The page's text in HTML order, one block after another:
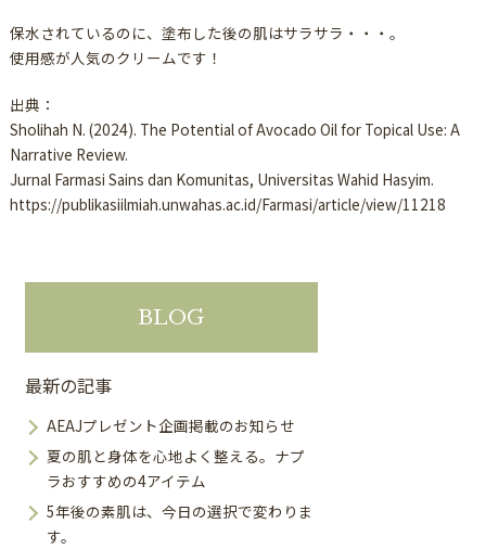
保水されているのに、塗布した後の肌はサラサラ・・・。
使用感が人気のクリームです！
出典：
Sholihah N. (2024). The Potential of Avocado Oil for Topical Use: A
Narrative Review.
Jurnal Farmasi Sains dan Komunitas, Universitas Wahid Hasyim.
https://publikasiilmiah.unwahas.ac.id/Farmasi/article/view/11218
BLOG
最新の記事
AEAJプレゼント企画掲載のお知らせ
夏の肌と身体を心地よく整える。ナプ
ラおすすめの4アイテム
5年後の素肌は、今日の選択で変わりま
す。